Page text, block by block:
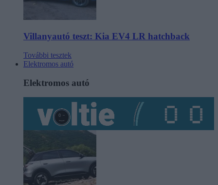
Villanyautó teszt: Kia EV4 LR hatchback
További tesztek
Elektromos autó
Elektromos autó